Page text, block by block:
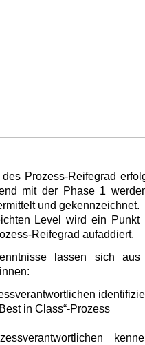
Prozess-Reifegrad
mit der Phase 1
und gekennzeichnet.
Level wird ein
Reifegrad aufaddiert.
lassen sich
in Class“-Prozess